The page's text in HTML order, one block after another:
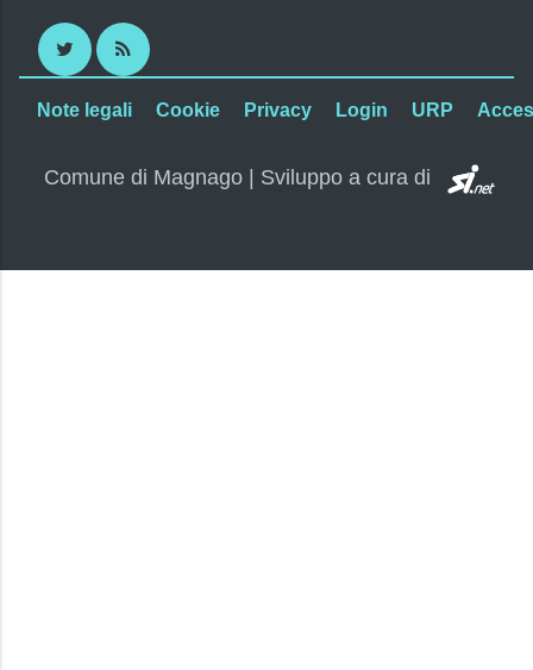
Twitter RSS
Note legali Cookie Privacy Login URP
Comune di Magnago | Sviluppo a cura di